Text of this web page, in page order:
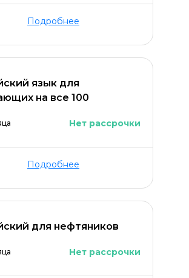
Подробнее
язык для
на все 100
Нет рассрочки
Подробнее
для нефтяников
Нет рассрочки